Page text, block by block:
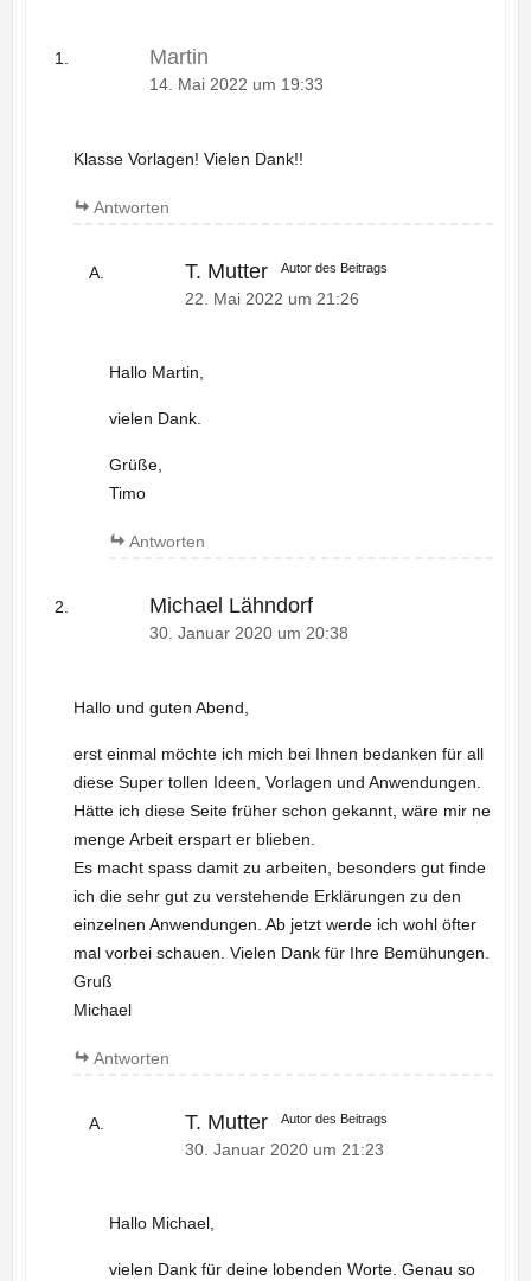
Martin
14. Mai 2022 um 19:33
Klasse Vorlagen! Vielen Dank!!
Antworten
T. Mutter Autor des Beitrags
22. Mai 2022 um 21:26
Hallo Martin,
vielen Dank.
Grüße,
Timo
Antworten
Michael Lähndorf
30. Januar 2020 um 20:38
Hallo und guten Abend,
erst einmal möchte ich mich bei Ihnen bedanken für all
diese Super tollen Ideen, Vorlagen und Anwendungen.
Hätte ich diese Seite früher schon gekannt, wäre mir ne
menge Arbeit erspart er blieben.
Es macht spass damit zu arbeiten, besonders gut finde
ich die sehr gut zu verstehende Erklärungen zu den
einzelnen Anwendungen. Ab jetzt werde ich wohl öfter
mal vorbei schauen. Vielen Dank für Ihre Bemühungen.
Gruß
Michael
Antworten
T. Mutter Autor des Beitrags
30. Januar 2020 um 21:23
Hallo Michael,
vielen Dank für deine lobenden Worte. Genau so